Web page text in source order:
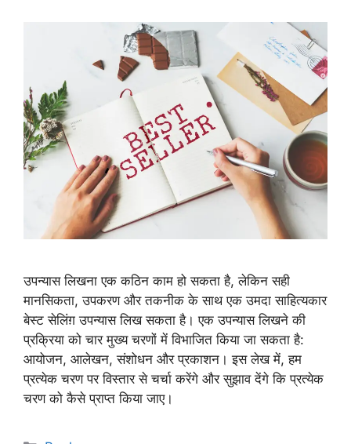
उपन्यास लिखना एक कठिन काम हो सकता है, लेकिन सही
मानसिकता, उपकरण और तकनीक के साथ एक उमदा साहित्यकार
बेस्ट सेलिंग़ उपन्यास लिख सकता है। एक उपन्यास लिखने की
प्रक्रिया को चार मुख्य चरणों में विभाजित किया जा सकता है:
आयोजन, आलेखन, संशोधन और प्रकाशन। इस लेख में, हम
प्रत्येक चरण पर विस्तार से चर्चा करेंगे और सुझाव देंगे कि प्रत्येक
चरण को कैसे प्राप्त किया जाए।